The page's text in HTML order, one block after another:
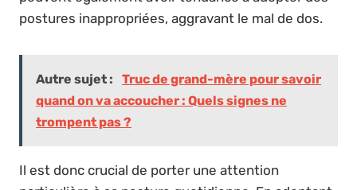
postures inappropriées, aggravant le mal de dos.
Autre sujet :
Truc de grand-mère pour savoir
quand on va accoucher : Quels signes ne
trompent pas ?
Il est donc crucial de porter une attention